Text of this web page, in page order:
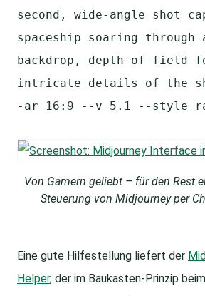
second, wide-angle shot
spaceship soaring
backdrop, depth-of-field
intricate details of the
-ar 16:9 --v 5.1 --style
Von Gamern geliebt – für den Rest
Steuerung von Midjourney per
Eine gute Hilfestellung liefert der
Helper, der im Baukasten-Prinzip